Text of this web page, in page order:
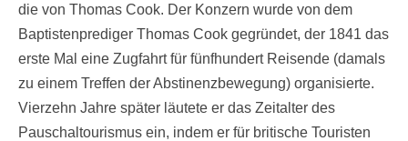
die von Thomas Cook. Der Konzern wurde von dem
Baptistenprediger Thomas Cook gegründet, der 1841 das
erste Mal eine Zugfahrt für fünfhundert Reisende (damals
zu einem Treffen der Abstinenzbewegung) organisierte.
Vierzehn Jahre später läutete er das Zeitalter des
Pauschaltourismus ein, indem er für britische Touristen